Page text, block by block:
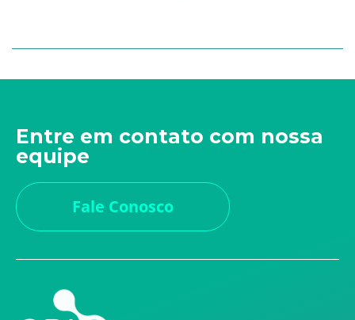
Entre em contato com nossa
equipe
Fale Conosco